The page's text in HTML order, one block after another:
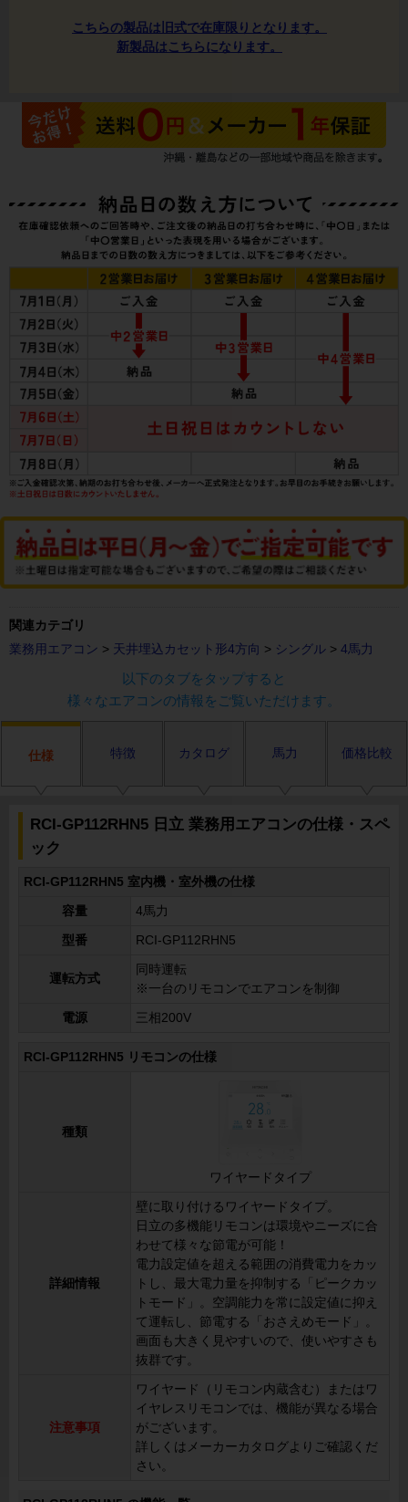
こちらの製品は旧式で在庫限りとなります。
新製品はこちらになります。
関連カテゴリ
業務用エアコン > 天井埋込カセット形4方向 > シングル > 4馬力
以下のタブをタップすると
様々なエアコンの情報をご覧いただけます。
仕様 特徴 カタログ 馬力 価格比較
RCI-GP112RHN5 日立 業務用エアコンの仕様・スペ
ック
RCI-GP112RHN5 室内機・室外機の仕様
容量 4馬力
型番 RCI-GP112RHN5
運転方式
同時運転
※一台のリモコンでエアコンを制御
電源 三相200V
RCI-GP112RHN5 リモコンの仕様
種類
ワイヤードタイプ
詳細情報
壁に取り付けるワイヤードタイプ。
日立の多機能リモコンは環境やニーズに合
わせて様々な節電が可能！
電力設定値を超える範囲の消費電力をカッ
トし、最大電力量を抑制する「ピークカッ
トモード」。空調能力を常に設定値に抑え
て運転し、節電する「おさえめモード」。
画面も大きく見やすいので、使いやすさも
抜群です。
注意事項
ワイヤード（リモコン内蔵含む）またはワ
イヤレスリモコンでは、機能が異なる場合
がございます。
詳しくはメーカーカタログよりご確認くだ
さい。